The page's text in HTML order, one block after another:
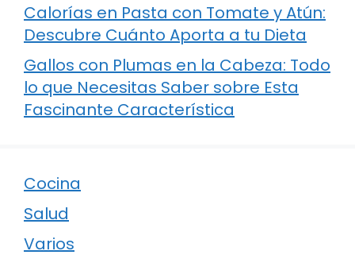
Calorías en Pasta con Tomate y Atún:
Descubre Cuánto Aporta a tu Dieta
Gallos con Plumas en la Cabeza: Todo
lo que Necesitas Saber sobre Esta
Fascinante Característica
Cocina
Salud
Varios